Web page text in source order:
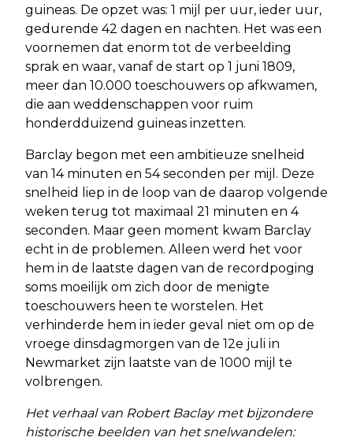
guineas. De opzet was: 1 mijl per uur, ieder uur,
gedurende 42 dagen en nachten. Het was een
voornemen dat enorm tot de verbeelding
sprak en waar, vanaf de start op 1 juni 1809,
meer dan 10.000 toeschouwers op afkwamen,
die aan weddenschappen voor ruim
honderdduizend guineas inzetten.
Barclay begon met een ambitieuze snelheid
van 14 minuten en 54 seconden per mijl. Deze
snelheid liep in de loop van de daarop volgende
weken terug tot maximaal 21 minuten en 4
seconden. Maar geen moment kwam Barclay
echt in de problemen. Alleen werd het voor
hem in de laatste dagen van de recordpoging
soms moeilijk om zich door de menigte
toeschouwers heen te worstelen. Het
verhinderde hem in ieder geval niet om op de
vroege dinsdagmorgen van de 12e juli in
Newmarket zijn laatste van de 1000 mijl te
volbrengen.
Het verhaal van Robert Baclay met bijzondere
historische beelden van het snelwandelen: